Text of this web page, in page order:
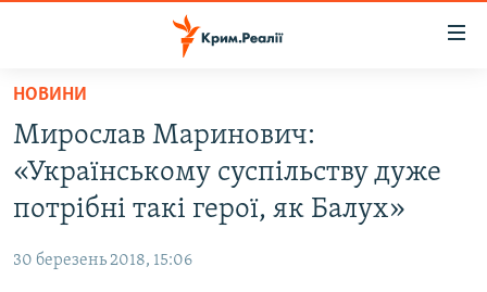
Перейти
основного
матеріалу
Перейти
до
основної
навігації
ВОДА.КРИМ
ВІДЕО ТА ФОТО
БЛОГИ
НОВИНИ
Мирослав Маринович:
«Українському суспільству дуже
потрібні такі герої, як Балух»
30 березень 2018, 15:06